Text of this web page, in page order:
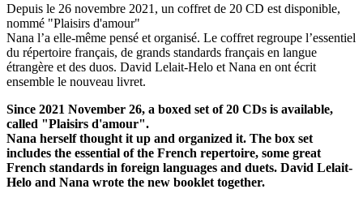
Depuis le 26 novembre 2021, un coffret de 20 CD est disponible,
nommé "Plaisirs d'amour"
Nana l’a elle-même pensé et organisé. Le coffret regroupe l’essentiel
du répertoire français, de grands standards français en langue
étrangère et des duos. David Lelait-Helo et Nana en ont écrit
ensemble le nouveau livret.
Since 2021 November 26, a boxed set of 20 CDs is available,
called "Plaisirs d'amour".
Nana herself thought it up and organized it. The box set
includes the essential of the French repertoire, some great
French standards in foreign languages and duets. David Lelait-
Helo and Nana wrote the new booklet together.